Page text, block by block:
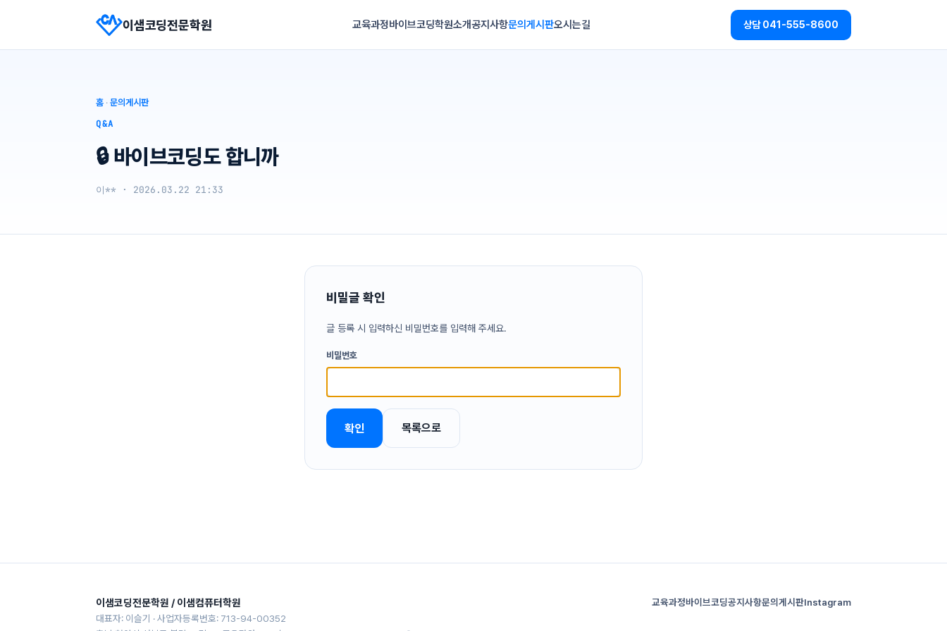
이샘코딩전문학원 교육과정바이브코딩학원소개공지사항문의게시판오시는길 상담041-555-8600
홈 · 문의게시판
Q&A
🔒 바이브코딩도 합니까
이** · 2026.03.22 21:33
비밀글 확인
글 등록 시 입력하신 비밀번호를 입력해 주세요.
비밀번호
확인 목록으로
이샘코딩전문학원 / 이샘컴퓨터학원
대표자: 이슬기 · 사업자등록번호: 713-94-00352
교육과정바이브코딩공지사항문의게시판Instagram